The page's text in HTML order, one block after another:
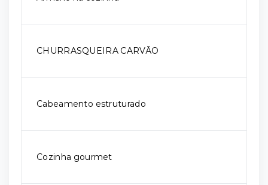
CHURRASQUEIRA CARVÃO
Cabeamento estruturado
Cozinha gourmet